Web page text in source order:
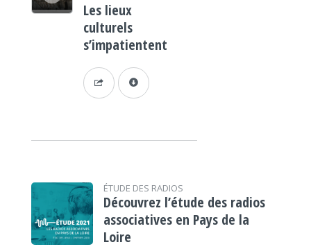
Les lieux
culturels
s’impatientent
ÉTUDE DES RADIOS
Découvrez l’étude des radios
associatives en Pays de la
Loire